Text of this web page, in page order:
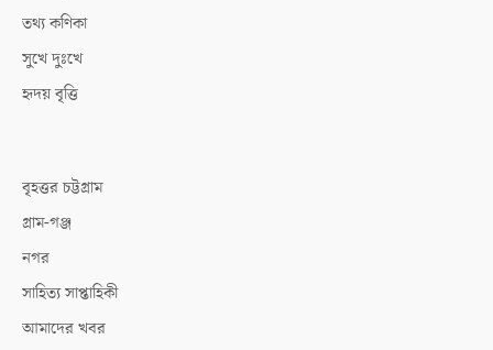
তথ্য কণিকা
সুখে দুঃখে
হৃদয় বৃত্তি
বৃহত্তর চট্টগ্রাম
গ্রাম-গঞ্জ
নগর
সাহিত্য সাপ্তাহিকী
আমাদের খবর